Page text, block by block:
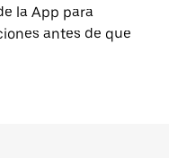
la App para
antes de que